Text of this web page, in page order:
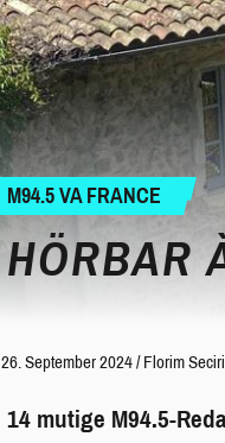
M94.5 VA FRANCE
HÖRBAR
26. September 2024/Florim Seciri
14 mutige M94.5-